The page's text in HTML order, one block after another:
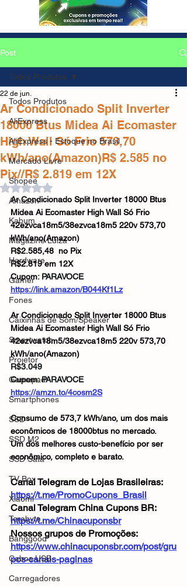
Post
Todos Produtos
AliExpress
AliExpress - Estoque no Brasil
Mercado Livre
Shopee
Amazon
Kabum
Magazine Luiza
Hardware
Gamer
Fones
Caixinhas de Som/Speaker
Smartwatch
Projetor
Gamepad
Smartphones
SSD
SSD M2
SSD Sata
TV Box
Xiaomi
Terabyte
Banggood
Cabos USB
Carregadores
Todos Produtos
Ar Condicionado Split Inverter
18000 Btus Midea Ai Ecomaster
High Wall Só Frio 573,70
kWh/ano(Amazon)R$ 2.585 no
Pix//R$ 2.819 em 12X
22 de jun.
Avaliado com NaN de 5 estrelas.
Ar Condicionado Split Inverter 18000 Btus
Midea Ai Ecomaster High Wall Só Frio
42ezvca18m5/38ezvca18m5 220v 573,70
kWh/ano(Amazon)
R$2.585,48  no Pix
R$2.819 em 12X
Cupom: PARAVOCE
https://link.amazon/B044Kf1Lz
Ar Condicionado Split Inverter 18000 Btus
Midea Ai Ecomaster High Wall Só Frio
42ezvca18m5/38ezvca18m5 220v 573,70
kWh/ano(Amazon)
R$3.049
Cupom: PARAVOCE
https://amzn.to/4cosm2S
Consumo de 573,7 kWh/ano, um dos mais
econômicos de 18000btus no mercado.
Um dos melhores custo-benefício por ser
econômico, completo e barato.
Canal Telegram de Lojas Brasileiras:
https://t.me/PromoCupons_Brasil
Canal Telegram China Cupons BR:
https://t.me/Chinacuponsbr
Nossos grupos de Promoções:
https://www.chinacuponsbr.com/post/gru
pos-canais-paginas